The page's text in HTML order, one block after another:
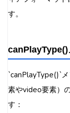
す。
canPlayType()
`canPlayType()`
素やvideo要素）
す：